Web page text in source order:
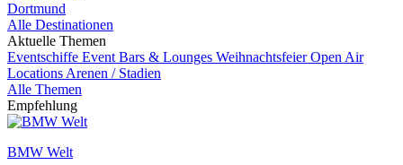
Dortmund
Alle Destinationen
Aktuelle Themen
Eventschiffe Event Bars & Lounges WeihnachtsfeierOpen Air
Locations Arenen / Stadien
Alle Themen
Empfehlung
BMW Welt